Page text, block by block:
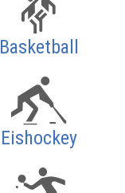
Basketball
Eishockey